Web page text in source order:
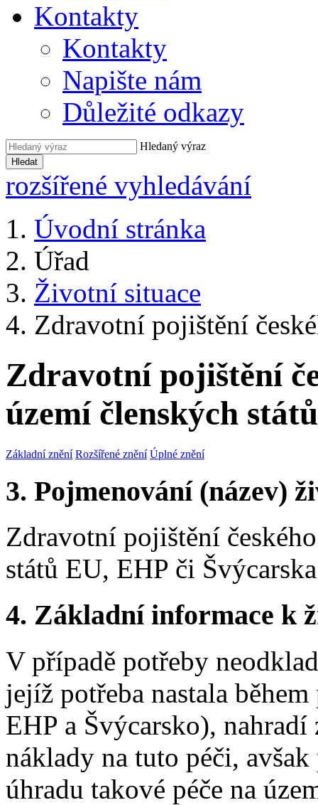
Kontakty
Kontakty
Napište nám
Důležité odkazy
Hledaný výraz
Hledat
rozšířené vyhledávání
Úvodní stránka
Úřad
Životní situace
Zdravotní pojištění
Zdravotní pojištění
území členských
Základní znění Rozšířené znění Úplné znění
3. Pojmenování (název)
Zdravotní pojištění
států EU, EHP či Švýcarska
4. Základní informace k
V případě potřeby
jejíž potřeba nastala
EHP a Švýcarsko),
náklady na tuto péči,
úhradu takové péče na